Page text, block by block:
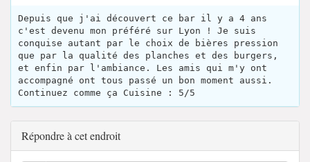
Depuis que j'ai découvert ce bar il y a 4 ans
c'est devenu mon préféré sur Lyon ! Je suis
conquise autant par le choix de bières pression
que par la qualité des planches et des burgers,
et enfin par l'ambiance. Les amis qui m'y ont
accompagné ont tous passé un bon moment aussi.
Continuez comme ça Cuisine : 5/5
Répondre à cet endroit